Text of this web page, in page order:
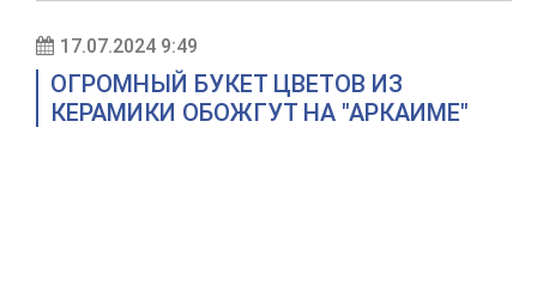
17.07.2024 9:49
ОГРОМНЫЙ БУКЕТ ЦВЕТОВ ИЗ
КЕРАМИКИ ОБОЖГУТ НА "АРКАИМЕ"